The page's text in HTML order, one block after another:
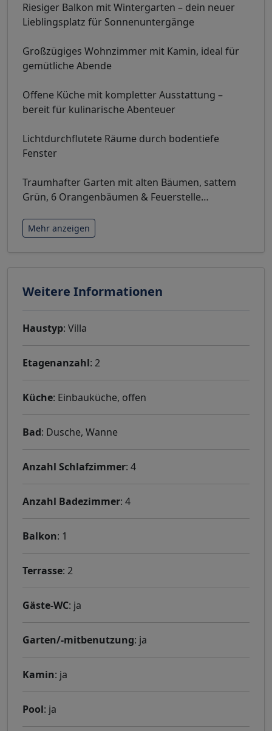
Riesiger Balkon mit Wintergarten – dein neuer
Lieblingsplatz für Sonnenuntergänge
Großzügiges Wohnzimmer mit Kamin, ideal für
gemütliche Abende
Offene Küche mit kompletter Ausstattung –
bereit für kulinarische Abenteuer
Lichtdurchflutete Räume durch bodentiefe
Fenster
Traumhafter Garten mit alten Bäumen, sattem
Grün, 6 Orangenbäumen & Feuerstelle…
Mehr anzeigen
Weitere Informationen
Haustyp: Villa
Etagenanzahl: 2
Küche: Einbauküche, offen
Bad: Dusche, Wanne
Anzahl Schlafzimmer: 4
Anzahl Badezimmer: 4
Balkon: 1
Terrasse: 2
Gäste-WC: ja
Garten/-mitbenutzung: ja
Kamin: ja
Pool: ja